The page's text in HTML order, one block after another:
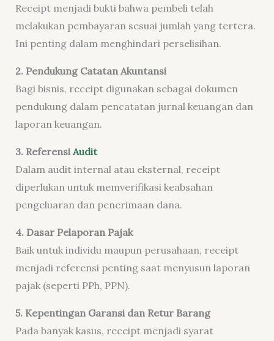
Receipt menjadi bukti bahwa pembeli telah
melakukan pembayaran sesuai jumlah yang tertera.
Ini penting dalam menghindari perselisihan.
2. Pendukung Catatan Akuntansi
Bagi bisnis, receipt digunakan sebagai dokumen
pendukung dalam pencatatan jurnal keuangan dan
laporan keuangan.
3. Referensi Audit
Dalam audit internal atau eksternal, receipt
diperlukan untuk memverifikasi keabsahan
pengeluaran dan penerimaan dana.
4. Dasar Pelaporan Pajak
Baik untuk individu maupun perusahaan, receipt
menjadi referensi penting saat menyusun laporan
pajak (seperti PPh, PPN).
5. Kepentingan Garansi dan Retur Barang
Pada banyak kasus, receipt menjadi syarat